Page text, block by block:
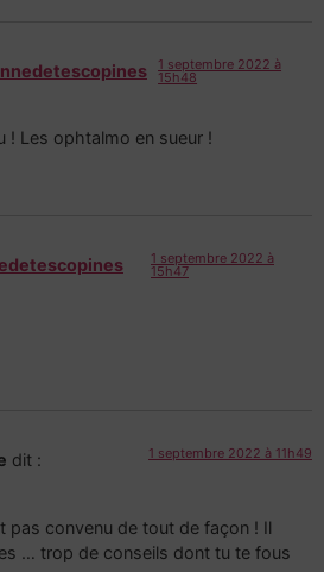
1 septembre 2022 à
15h48
! Les ophtalmo en sueur !
1 septembre 2022 à
15h47
dit : 1 septembre 2022 à 11h49
pas convenu de tout de façon ! Il
… trop de conseils dont tu te fous